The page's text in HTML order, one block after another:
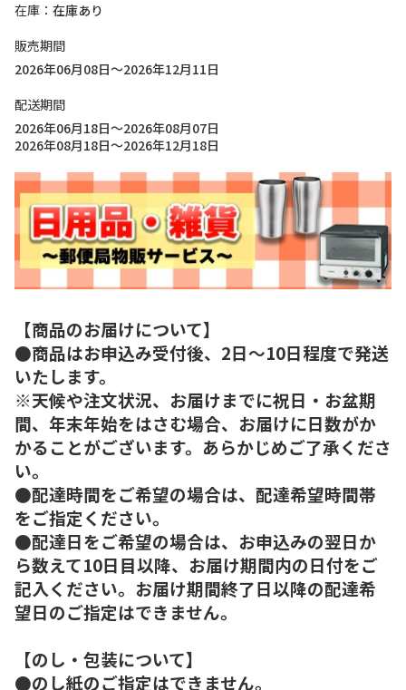
在庫
在庫あり
販売期間
2026年06月08日～2026年12月11日
配送期間
2026年06月18日～2026年08月07日
2026年08月18日～2026年12月18日
【商品のお届けについて】
●商品はお申込み受付後、2日～10日程度で発送
いたします。
※天候や注文状況、お届けまでに祝日・お盆期
間、年末年始をはさむ場合、お届けに日数がか
かることがございます。あらかじめご了承くださ
い。
●配達時間をご希望の場合は、配達希望時間帯
をご指定ください。
●配達日をご希望の場合は、お申込みの翌日か
ら数えて10日目以降、お届け期間内の日付をご
記入ください。お届け期間終了日以降の配達希
望日のご指定はできません。
【のし・包装について】
●のし紙のご指定はできません。